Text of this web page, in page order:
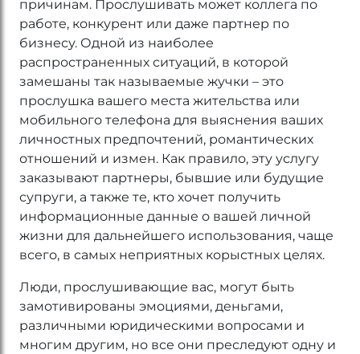
причинам. Прослушивать может коллега по
работе, конкурент или даже партнер по
бизнесу. Одной из наиболее
распространенных ситуаций, в которой
замешаны так называемые жучки – это
прослушка вашего места жительства или
мобильного телефона для выяснения ваших
личностных предпочтений, романтических
отношений и измен. Как правило, эту услугу
заказывают партнеры, бывшие или будущие
супруги, а также те, кто хочет получить
информационные данные о вашей личной
жизни для дальнейшего использования, чаще
всего, в самых неприятных корыстных целях.
Люди, прослушивающие вас, могут быть
замотивированы эмоциями, деньгами,
различными юридическими вопросами и
многим другим, но все они преследуют одну и